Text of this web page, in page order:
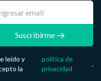
Suscribirme
leído y
la
política de
privacidad
.